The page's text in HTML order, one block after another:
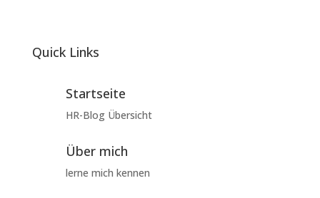
Quick Links
Startseite
HR-Blog Übersicht
Über mich
lerne mich kennen